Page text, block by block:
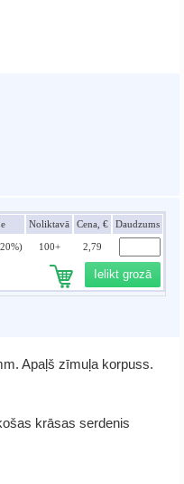
Noliktavā Cena, € Daudzums
100+ 2,79
Ielikt grozā
Apaļš zīmuļa korpuss.
krāsas serdenis